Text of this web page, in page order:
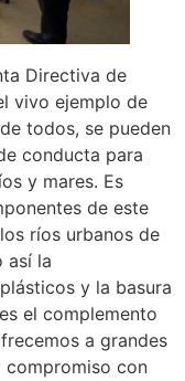
Directiva de
vivo ejemplo de
todos, se pueden
conducta para
y mares. Es
de este
ríos urbanos de
así la
y la basura
el complemento
a grandes
compromiso con